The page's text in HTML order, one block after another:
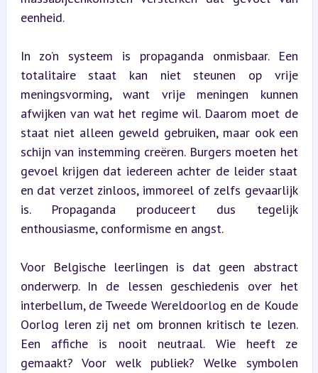
eenheid.
In zo’n systeem is propaganda onmisbaar. Een
totalitaire staat kan niet steunen op vrije
meningsvorming, want vrije meningen kunnen
afwijken van wat het regime wil. Daarom moet de
staat niet alleen geweld gebruiken, maar ook een
schijn van instemming creëren. Burgers moeten het
gevoel krijgen dat iedereen achter de leider staat
en dat verzet zinloos, immoreel of zelfs gevaarlijk
is. Propaganda produceert dus tegelijk
enthousiasme, conformisme en angst.
Voor Belgische leerlingen is dat geen abstract
onderwerp. In de lessen geschiedenis over het
interbellum, de Tweede Wereldoorlog en de Koude
Oorlog leren zij net om bronnen kritisch te lezen.
Een affiche is nooit neutraal. Wie heeft ze
gemaakt? Voor welk publiek? Welke symbolen